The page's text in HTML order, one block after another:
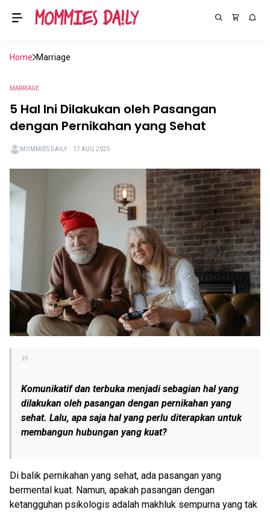
Home Marriage
MARRIAGE
5 Hal Ini Dilakukan oleh Pasangan
dengan Pernikahan yang Sehat
MOMMIES DAILY ・ 17 AUG 2025
Komunikatif dan terbuka menjadi sebagian hal yang
dilakukan oleh pasangan dengan pernikahan yang
sehat. Lalu, apa saja hal yang perlu diterapkan untuk
membangun hubungan yang kuat?
Di balik pernikahan yang sehat, ada pasangan yang
bermental kuat. Namun, apakah pasangan dengan
ketangguhan psikologis adalah makhluk sempurna yang tak